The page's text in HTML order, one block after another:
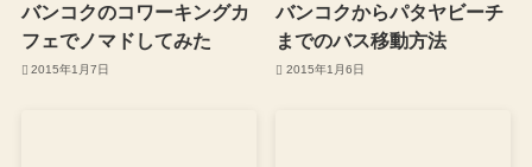
バンコクのコワーキングカ
フェでノマドしてみた
2015年1月7日
バンコクからパタヤビーチ
までのバス移動方法
2015年1月6日